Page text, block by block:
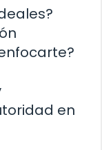
en